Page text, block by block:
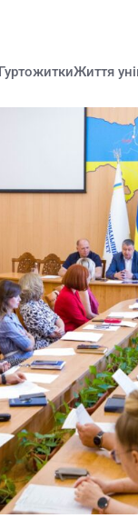
ГуртожиткиЖиття